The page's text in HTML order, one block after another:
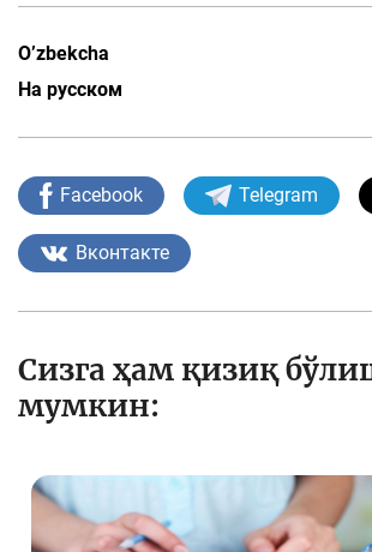
O’zbekcha
На русском
Facebook Telegram
Вконтакте
Сизга ҳам қизиқ
мумкин: